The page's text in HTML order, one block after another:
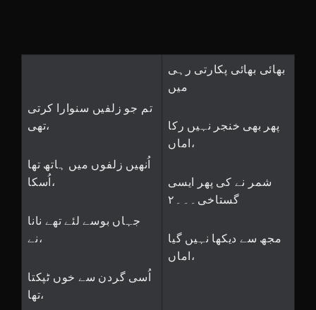
تم جو زلفیں سنوارا کرتی
تھی،
اُنھیں زلفوں میں ہاتھ تھا
اُسکا،
جہاں بوسے لئے تھے نانا
نے،
اُسی گردن سے خوں ٹپکتا
تھا،
بھائی بھائی پکارتی رہی
میں
پھر بھی خنجر نہیں رکا
اماں،
شمر نے کی پھر ایسی
گستاخی۔۔۔۲
مجھ سے دیکھا نہیں گیا
اماں،